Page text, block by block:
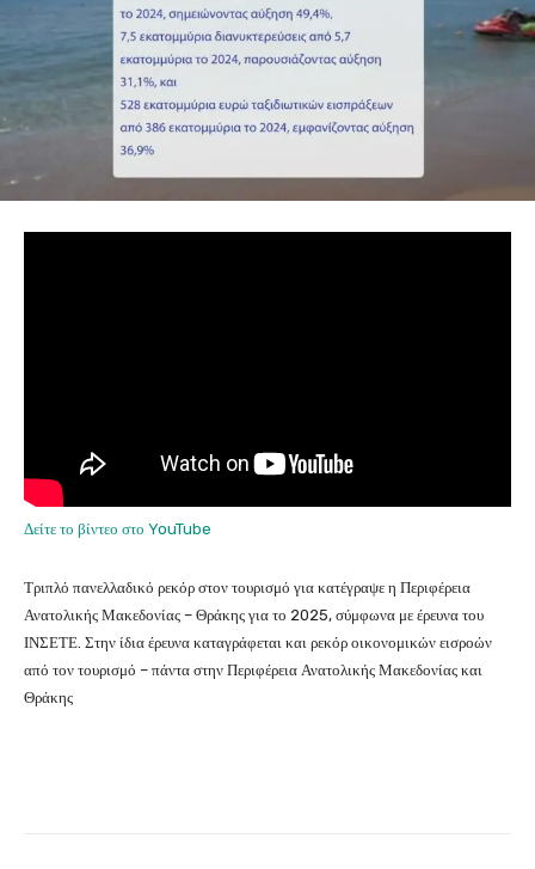
Δείτε το βίντεο στο YouTube
Τριπλό πανελλαδικό ρεκόρ στον τουρισμό για κατέγραψε η Περιφέρεια
Ανατολικής Μακεδονίας – Θράκης για το 2025, σύμφωνα με έρευνα του
ΙΝΣΕΤΕ. Στην ίδια έρευνα καταγράφεται και ρεκόρ οικονομικών εισροών
από τον τουρισμό – πάντα στην Περιφέρεια Ανατολικής Μακεδονίας και
Θράκης